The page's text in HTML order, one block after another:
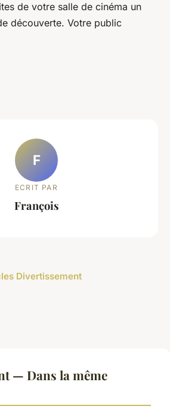
de votre salle de cinéma un
découverte. Votre public
F
ECRIT PAR
François
Divertissement
— Dans la même